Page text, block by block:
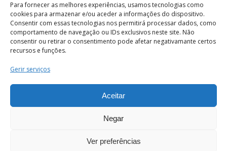
Para fornecer as melhores experiências, usamos tecnologias como
cookies para armazenar e/ou aceder a informações do dispositivo.
Consentir com essas tecnologias nos permitirá processar dados, como
comportamento de navegação ou IDs exclusivos neste site. Não
consentir ou retirar o consentimento pode afetar negativamante certos
recursos e funções.
Gerir serviços
Aceitar
Negar
Ver preferências
Termos e Condições
os direitos reservados.